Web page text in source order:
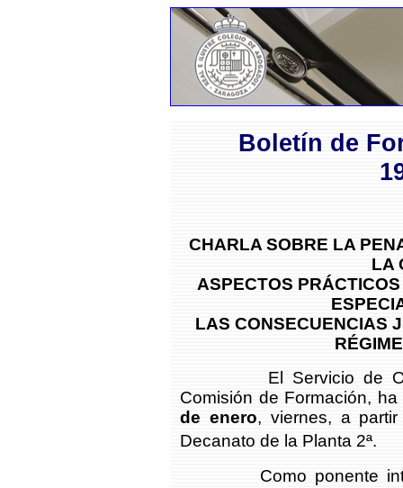
Boletín de
CHARLA SOBRE LA
LA
ASPECTOS
LAS CONSECUENCIAS
El Servicio de
Comisión de Formación,
de enero, viernes, a
Decanato de la Planta 2ª.
Como ponente